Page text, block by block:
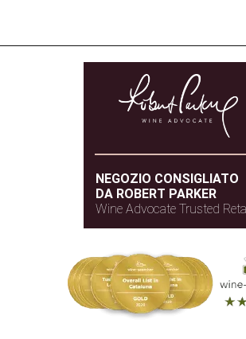
NEGOZIO CONSIGLIATO
DA ROBERT PARKER
Wine Advocate Trusted